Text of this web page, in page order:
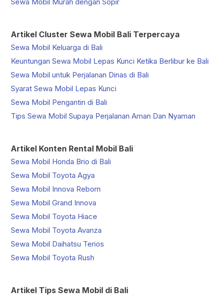
Artikel Cluster Sewa Mobil Bali Terpercaya
Sewa Mobil Keluarga di Bali
Keuntungan Sewa Mobil Lepas Kunci Ketika Berlibur ke Bali
Sewa Mobil untuk Perjalanan Dinas di Bali
Syarat Sewa Mobil Lepas Kunci
Sewa Mobil Pengantin di Bali
Tips Sewa Mobil Supaya Perjalanan Aman Dan Nyaman
Artikel Konten Rental Mobil Bali
Sewa Mobil Honda Brio di Bali
Sewa Mobil Toyota Agya
Sewa Mobil Innova Reborn
Sewa Mobil Grand Innova
Sewa Mobil Toyota Hiace
Sewa Mobil Toyota Avanza
Sewa Mobil Daihatsu Terios
Sewa Mobil Toyota Rush
Artikel Tips Sewa Mobil di Bali